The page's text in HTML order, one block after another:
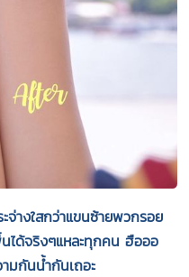
จ่างใสกว่าแขนซ้ายพวกรอย
ได้จริงๆแหละทุกคน ฮือออ
มกันน้ำกันเถอะ